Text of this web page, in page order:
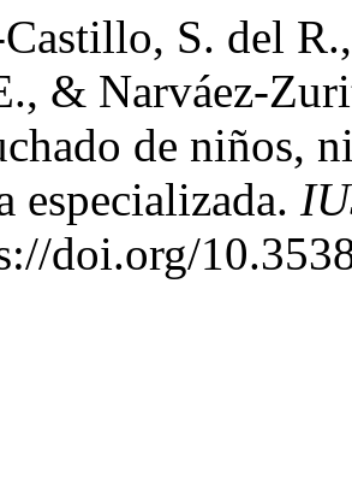
S. del
& Narváez-
de niños,
especializada.
doi.org/